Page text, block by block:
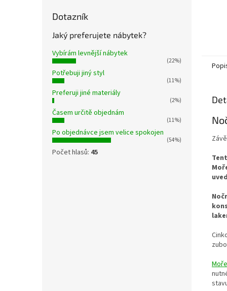
Dotazník
Jaký preferujete nábytek?
Vybírám levnější nábytek
(22%)
Potřebuji jiný styl
(11%)
Preferuji jiné materiály
(2%)
Časem určitě objednám
(11%)
Po objednávce jsem velice spokojen
(54%)
Počet hlasů: 45